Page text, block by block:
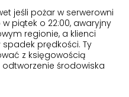
jeśli pożar w serwerowni
w piątek o 22:00, awaryjny
regionie, a klienci
prędkości. Ty
z księgowością
środowiska